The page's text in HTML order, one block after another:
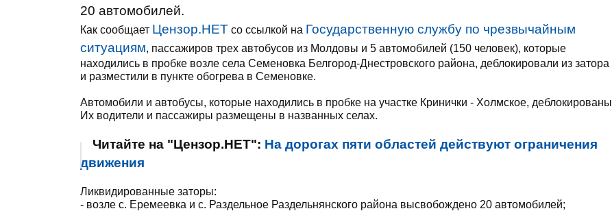
20 автомобилей.
Как сообщает Цензор.НЕТ со ссылкой на Государственную службу по чрезвычайным
ситуациям, пассажиров трех автобусов из Молдовы и 5 автомобилей (150 человек), которые
находились в пробке возле села Семеновка Белгород-Днестровского района, деблокировали из затора
и разместили в пункте обогрева в Семеновке.
Автомобили и автобусы, которые находились в пробке на участке Кринички - Холмское,
Их водители и пассажиры размещены в названных селах.
Читайте на "Цензор.НЕТ": На дорогах пяти областей действуют ограничения
движения
Ликвидированные заторы:
- возле с. Еремеевка и с. Раздельное Раздельнянского района высвобождено 20 автомобилей;